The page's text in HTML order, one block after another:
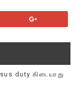
duty கிடையாது